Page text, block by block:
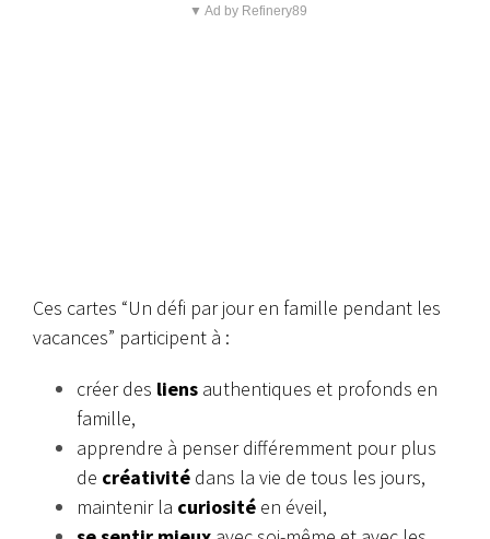
▼ Ad by Refinery89
Ces cartes “Un défi par jour en famille pendant les
vacances” participent à :
créer des liens authentiques et profonds en
famille,
apprendre à penser différemment pour plus
de créativité dans la vie de tous les jours,
maintenir la curiosité en éveil,